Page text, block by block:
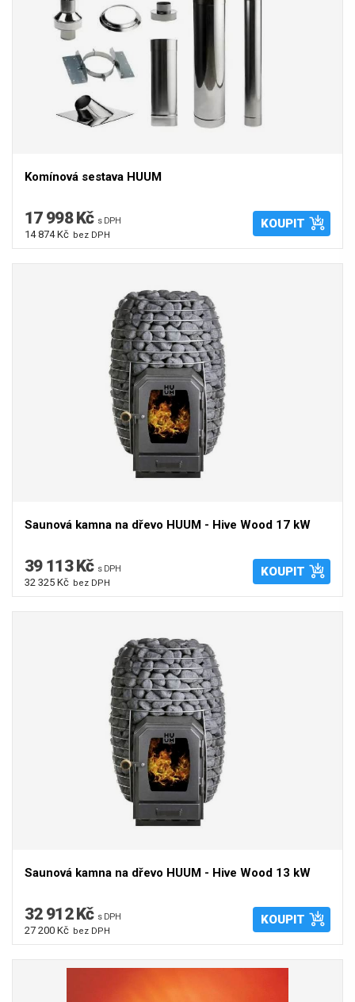
Komínová sestava HUUM
17 998 Kč s DPH
14 874 Kč bez DPH
KOUPIT
Saunová kamna na dřevo HUUM - Hive Wood 17 kW
39 113 Kč s DPH
32 325 Kč bez DPH
KOUPIT
Saunová kamna na dřevo HUUM - Hive Wood 13 kW
32 912 Kč s DPH
27 200 Kč bez DPH
KOUPIT